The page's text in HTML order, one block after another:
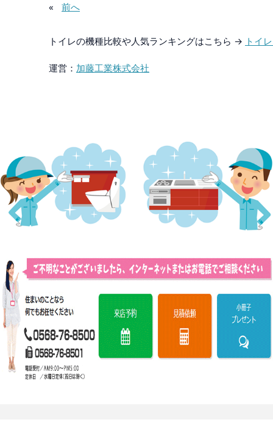
« 前へ
トイレの機種比較や人気ランキングはこちら → トイ
運営： 加藤工業株式会社